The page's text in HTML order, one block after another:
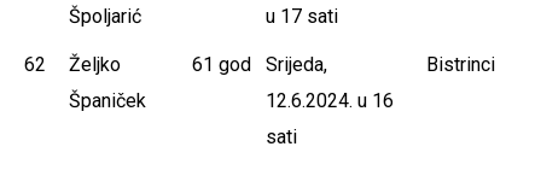
Špoljarić
u 17 sati
62
Željko
Španiček
61 god
Srijeda,
12.6.2024. u 16
sati
Bistrinci